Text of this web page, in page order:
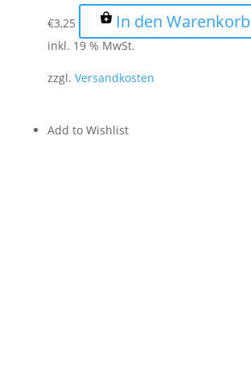
€3,25 In den Warenkorb
inkl. 19 % MwSt.
zzgl. Versandkosten
Add to Wishlist